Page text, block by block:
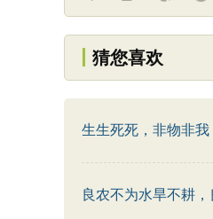
猜您喜欢
生生死死，非物非我
良农不为水旱不耕